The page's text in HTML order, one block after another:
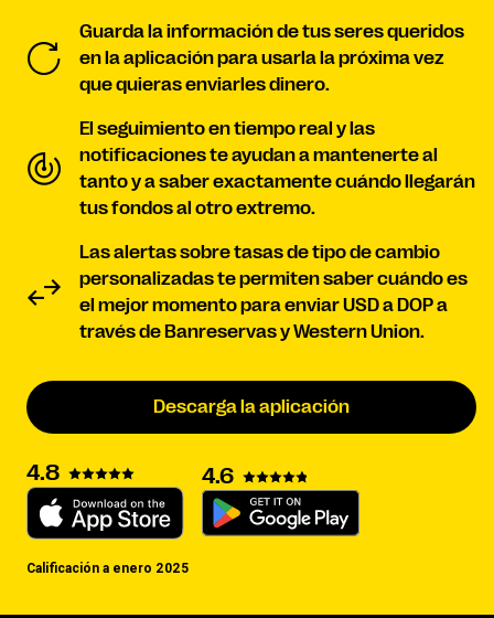
Guarda la información de tus seres queridos
en la aplicación para usarla la próxima vez
que quieras enviarles dinero.
El seguimiento en tiempo real y las
notificaciones te ayudan a mantenerte al
tanto y a saber exactamente cuándo llegarán
tus fondos al otro extremo.
Las alertas sobre tasas de tipo de cambio
personalizadas te permiten saber cuándo es
el mejor momento para enviar USD a DOP a
través de Banreservas y Western Union.
Descarga la aplicación
4.8 4.6
Calificación a enero 2025